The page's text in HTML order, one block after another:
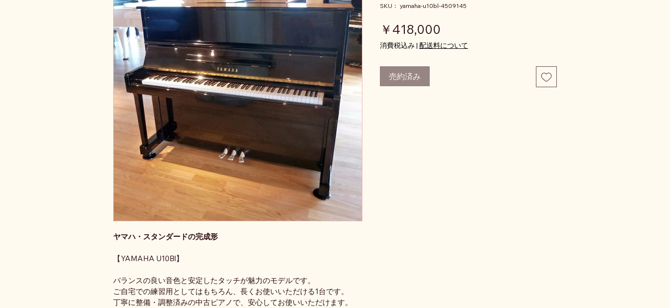
ヤマハ・スタンダードの完成形
【YAMAHA U10Bl】
バランスの良い音色と安定したタッチが魅力のモデルです。
ご自宅での練習用としてはもちろん、長くお使いいただける1台です。
丁寧に整備・調整済みの中古ピアノで、安心してお使いいただけます。
SKU： yamaha-u10bl-4509145
￥418,000
消費税込み| 配送料について
売約済み